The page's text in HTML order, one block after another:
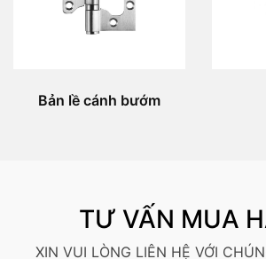
Bản lề cánh bướm
TƯ VẤN MUA
XIN VUI LÒNG LIÊN HỆ VỚI